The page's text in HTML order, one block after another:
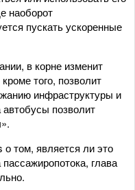
наоборот
пускать ускоренные
в корне изменит
того, позволит
инфраструктуры и
позволит
о том, является ли это
глава